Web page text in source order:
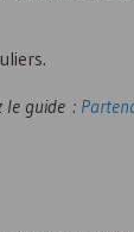
le guide :